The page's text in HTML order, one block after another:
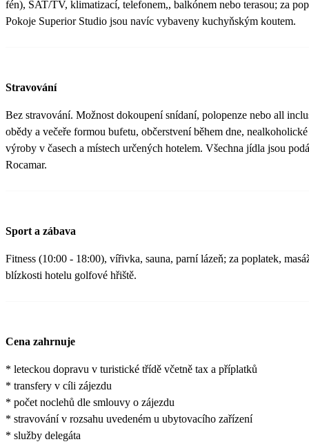
fén), SAT/TV, klimatizací, telefonem,, balkónem nebo terasou; za
Pokoje Superior Studio jsou navíc vybaveny kuchyňským koutem.
Stravování
Bez stravování. Možnost dokoupení snídaní, polopenze nebo all
obědy a večeře formou bufetu, občerstvení během dne,
výroby v časech a místech určených hotelem. Všechna jídla jsou
Rocamar.
Sport a zábava
Fitness (10:00 - 18:00), vířivka, sauna, parní lázeň; za poplatek,
blízkosti hotelu golfové hřiště.
Cena zahrnuje
* leteckou dopravu v turistické třídě včetně tax a příplatků
* transfery v cíli zájezdu
* počet noclehů dle smlouvy o zájezdu
* stravování v rozsahu uvedeném u ubytovacího zařízení
* služby delegáta